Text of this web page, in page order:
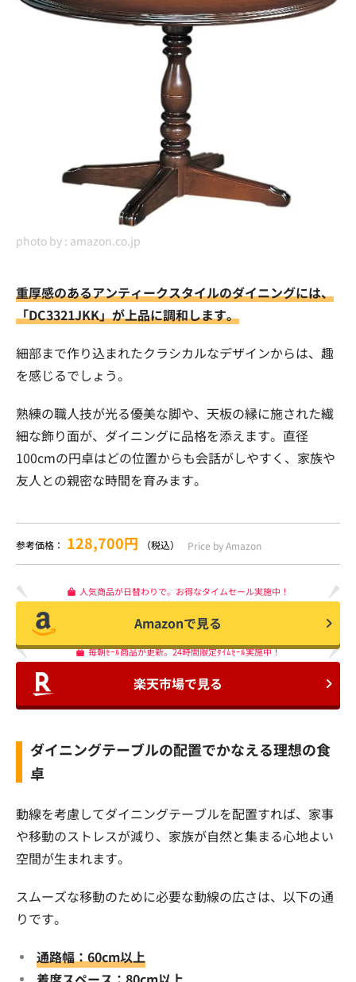
photo by : amazon.co.jp
重厚感のあるアンティークスタイルのダイニングには、
「DC3321JKK」が上品に調和します。
細部まで作り込まれたクラシカルなデザインからは、趣
を感じるでしょう。
熟練の職人技が光る優美な脚や、天板の縁に施された繊
細な飾り面が、ダイニングに品格を添えます。直径
100cmの円卓はどの位置からも会話がしやすく、家族や
友人との親密な時間を育みます。
参考価格： 128,700円 （税込） Price by Amazon
人気商品が日替わりで。お得なタイムセール実施中！
Amazonで見る
毎朝ｾｰﾙ商品が更新。24時間限定ﾀｲﾑｾｰﾙ実施中！
楽天市場で見る
ダイニングテーブルの配置でかなえる理想の食
卓
動線を考慮してダイニングテーブルを配置すれば、家事
や移動のストレスが減り、家族が自然と集まる心地よい
空間が生まれます。
スムーズな移動のために必要な動線の広さは、以下の通
りです。
通路幅：60cm以上